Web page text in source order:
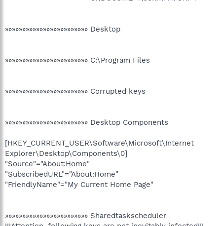
»»»»»»»»»»»»»»»»»»»»»»»» Desktop
»»»»»»»»»»»»»»»»»»»»»»»» C:\Program Files
»»»»»»»»»»»»»»»»»»»»»»»» Corrupted keys
»»»»»»»»»»»»»»»»»»»»»»»» Desktop Components
[HKEY_CURRENT_USER\Software\Microsoft\Internet
Explorer\Desktop\Components\0]
"Source"="About:Home"
"SubscribedURL"="About:Home"
"FriendlyName"="My Current Home Page"
»»»»»»»»»»»»»»»»»»»»»»»» Sharedtaskscheduler